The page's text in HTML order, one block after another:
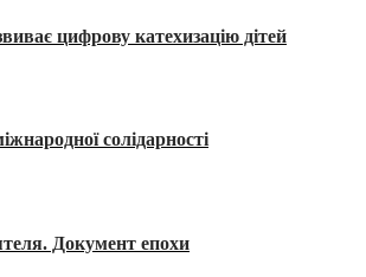
цифрову катехизацію дітей
солідарності
Документ епохи